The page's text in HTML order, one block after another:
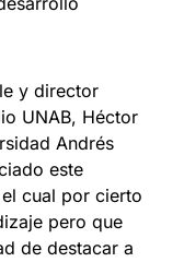
y director
UNAB, Héctor
Andrés
este
cual por cierto
pero que
de destacar a